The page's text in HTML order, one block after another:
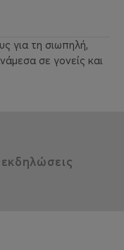
για τη σιωπηλή,
σε γονείς και